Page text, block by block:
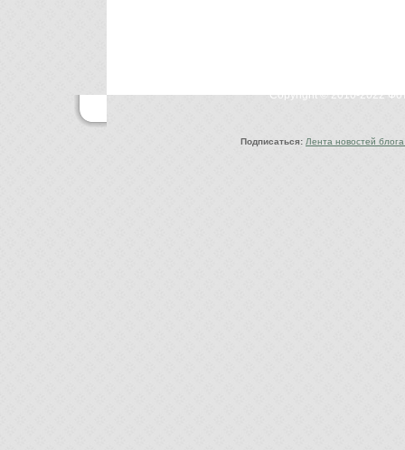
Copyright © 2010-2022
Подписаться: Лента новостей